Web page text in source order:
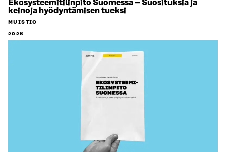
Ekosysteemitilinpito Suomessa – Suosituksia ja
keinoja hyödyntämisen tueksi
MUISTIO
2026